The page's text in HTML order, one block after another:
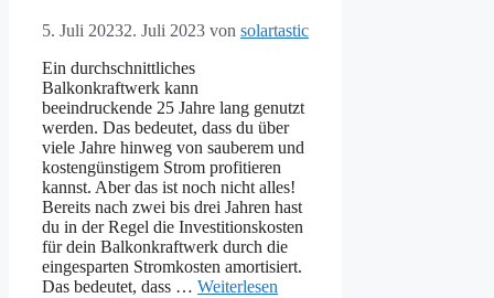
5. Juli 20232. Juli 2023 von solartastic
Ein durchschnittliches
Balkonkraftwerk kann
beeindruckende 25 Jahre lang genutzt
werden. Das bedeutet, dass du über
viele Jahre hinweg von sauberem und
kostengünstigem Strom profitieren
kannst. Aber das ist noch nicht alles!
Bereits nach zwei bis drei Jahren hast
du in der Regel die Investitionskosten
für dein Balkonkraftwerk durch die
eingesparten Stromkosten amortisiert.
Das bedeutet, dass … Weiterlesen